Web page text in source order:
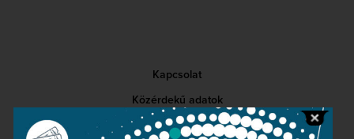
Kapcsolat
Közérdekű adatok
Sajtószoba